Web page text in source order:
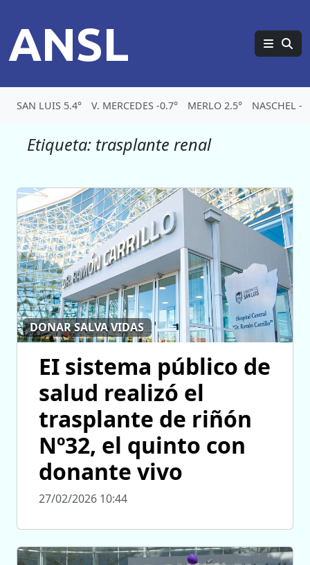
ANSL
SAN LUIS 5.4° V. MERCEDES -0.7° MERLO 2.5° NASCHEL -
Etiqueta: trasplante renal
DONAR SALVA VIDAS
EI sistema público de
salud realizó el
trasplante de riñón
Nº32, el quinto con
donante vivo
27/02/2026 10:44